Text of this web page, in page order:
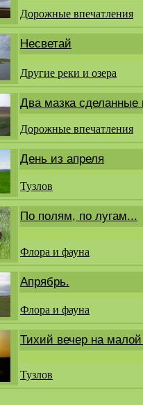
Дорожные впечатления
Несветай
Другие реки и озера
Два мазка
Дорожные впечатления
День из апреля
Тузлов
По полям, по лугам...
Флора и фауна
Апрябрь.
Флора и фауна
Тихий вечер на малой
Тузлов